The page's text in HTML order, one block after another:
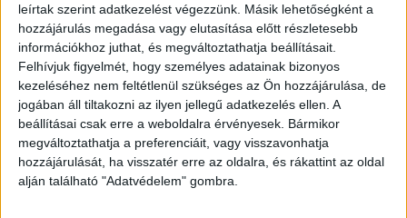
leírtak szerint adatkezelést végezzünk. Másik lehetőségként a
hozzájárulás megadása vagy elutasítása előtt részletesebb
információkhoz juthat, és megváltoztathatja beállításait.
Felhívjuk figyelmét, hogy személyes adatainak bizonyos
kezeléséhez nem feltétlenül szükséges az Ön hozzájárulása, de
jogában áll tiltakozni az ilyen jellegű adatkezelés ellen. A
beállításai csak erre a weboldalra érvényesek. Bármikor
megváltoztathatja a preferenciáit, vagy visszavonhatja
hozzájárulását, ha visszatér erre az oldalra, és rákattint az oldal
alján található "Adatvédelem" gombra.
Az egyik Somogy-megyei benzinkúton összeveszett
két férfi. Az egyik akkorát ütött a másik...